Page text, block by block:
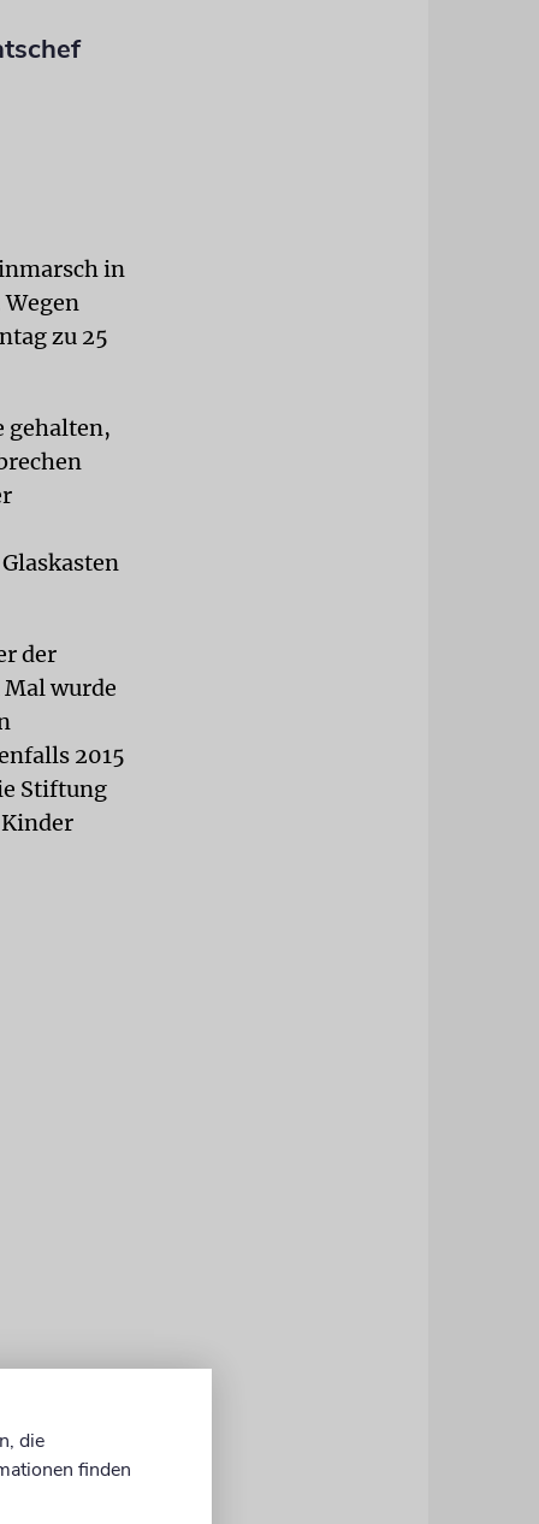
in
zu 25
gehalten,
der
wurde
2015
Stiftung
und
die
finden